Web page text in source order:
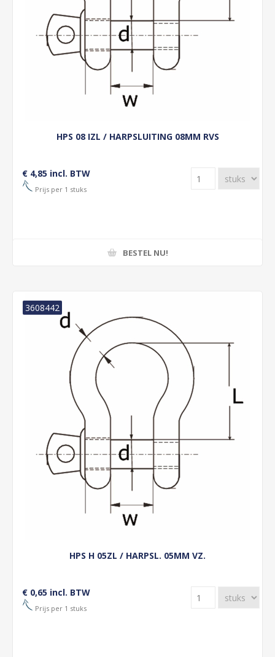
HPS 08 IZL / HARPSLUITING 08MM RVS
€ 4,85 incl. BTW
Prijs per 1 stuks
BESTEL NU!
HPS H 05ZL / HARPSL. 05MM VZ.
3608442
€ 0,65 incl. BTW
Prijs per 1 stuks